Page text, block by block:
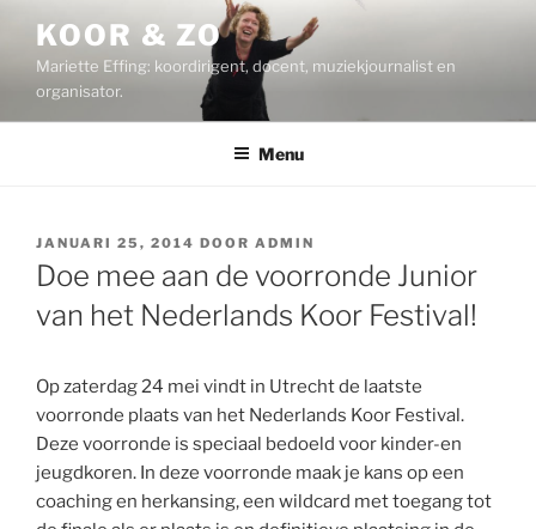
inhoud
KOOR & ZO
Mariette Effing: koordirigent, docent, muziekjournalist en
organisator.
Menu
GEPLAATST
OP
JANUARI 25, 2014 DOOR ADMIN
Doe mee aan de voorronde Junior
van het Nederlands Koor Festival!
Op zaterdag 24 mei vindt in Utrecht de laatste
voorronde plaats van het Nederlands Koor Festival.
Deze voorronde is speciaal bedoeld voor kinder-en
jeugdkoren. In deze voorronde maak je kans op een
coaching en herkansing, een wildcard met toegang tot